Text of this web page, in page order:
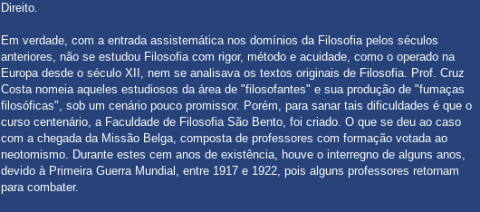
Direito.
Em verdade, com a entrada assistemática nos domínios da Filosofia pelos séculos
anteriores, não se estudou Filosofia com rigor, método e acuidade, como o operado na
Europa desde o século XII, nem se analisava os textos originais de Filosofia. Prof. Cruz
Costa nomeia aqueles estudiosos da área de "filosofantes" e sua produção de "fumaças
filosóficas", sob um cenário pouco promissor. Porém, para sanar tais dificuldades é que o
curso centenário, a Faculdade de Filosofia São Bento, foi criado. O que se deu ao caso
com a chegada da Missão Belga, composta de professores com formação votada ao
neotomismo. Durante estes cem anos de existência, houve o interregno de alguns anos,
devido à Primeira Guerra Mundial, entre 1917 e 1922, pois alguns professores retornam
para combater.